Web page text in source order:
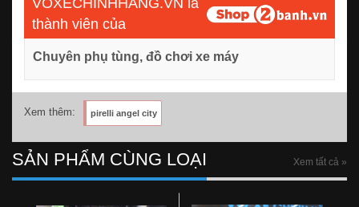
VOXECHINHHANG.VN là
thành viên của
Chuyên phụ tùng, đồ chơi xe máy
Xem thêm: pirelli angel city
SẢN PHẨM CÙNG LOẠI Xem tất cả »